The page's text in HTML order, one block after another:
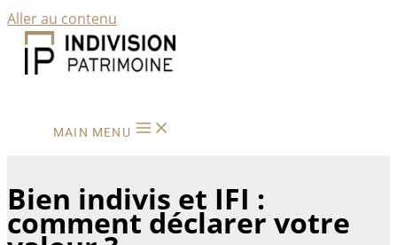
Aller au contenu
MAIN MENU
Bien indivis et IFI :
comment déclarer votre